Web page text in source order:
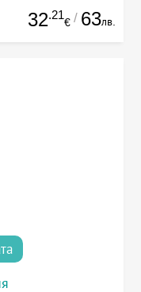
32.21
€ / 63лв.